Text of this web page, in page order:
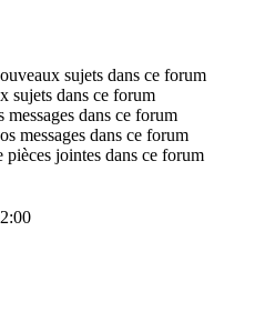
sujets dans ce forum
sujets dans ce forum
dans ce forum
messages dans ce forum
pièces jointes dans ce forum